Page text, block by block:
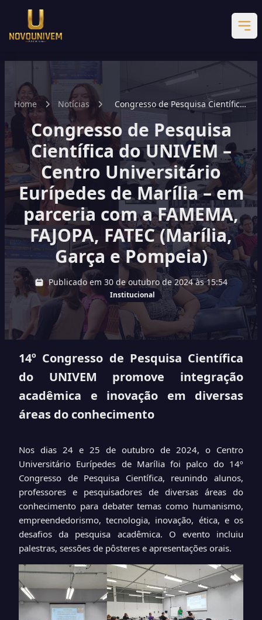
Home Notícias
Congresso de Pesquisa Científica
do UNIVEM – Centro Universitário
Eurípedes de Marília – em
parceria com a FAMEMA, FAJOPA,
FATEC (Marília, Garça e Pompeia)
Congresso de Pesquisa
Científica do UNIVEM –
Centro Universitário
Eurípedes de Marília – em
parceria com a FAMEMA,
FAJOPA, FATEC (Marília,
Garça e Pompeia)
Publicado em 30 de outubro de 2024 às 15:54
Institucional
14º Congresso de Pesquisa Científica
do UNIVEM promove integração
acadêmica e inovação em diversas
áreas do conhecimento
Nos dias 24 e 25 de outubro de 2024, o Centro
Universitário Eurípedes de Marília foi palco do 14º
Congresso de Pesquisa Científica, reunindo alunos,
professores e pesquisadores de diversas áreas do
conhecimento para debater temas como humanismo,
empreendedorismo, tecnologia, inovação, ética, e os
desafios da pesquisa acadêmica. O evento incluiu
palestras, sessões de pôsteres e apresentações orais.